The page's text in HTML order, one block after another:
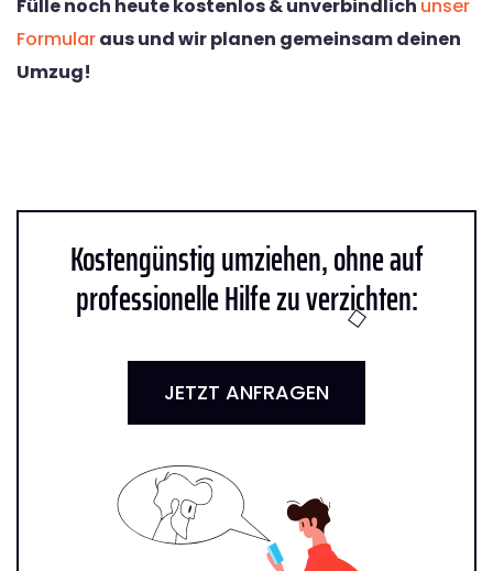
Fülle noch heute kostenlos & unverbindlich unser
Formularaus und wir planen gemeinsam deinen
Umzug!
Kostengünstig umziehen, ohne auf
professionelle Hilfe zu verzichten:
JETZT ANFRAGEN